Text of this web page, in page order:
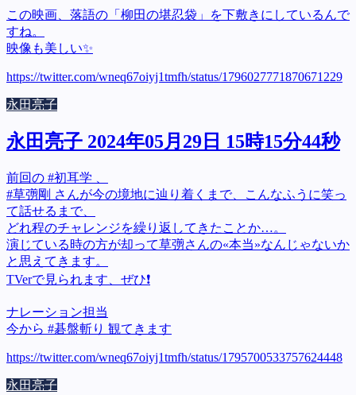
この映画、落語の「柳田の堪忍袋」を下敷きにしているんで
すね。
映像も美しい✨
https://twitter.com/wneq67oiyj1tmfh/status/1796027771870671229
永田亮子
永田亮子 2024年05月29日 15時15分44秒
前回の #初耳学 、
#草彅剛 さんが今の境地に辿り着くまで、こんなふうに笑っ
て話せるまで、
どれ程のチャレンジを繰り返してきたことか…。
演じている時の方が却って草彅さんの«本当»なんじゃないか
と思えてきます。
TVerで見られます、ぜひ❗
ナレーション担当
今から #碁盤斬り 観てきます
https://twitter.com/wneq67oiyj1tmfh/status/1795700533757624448
永田亮子